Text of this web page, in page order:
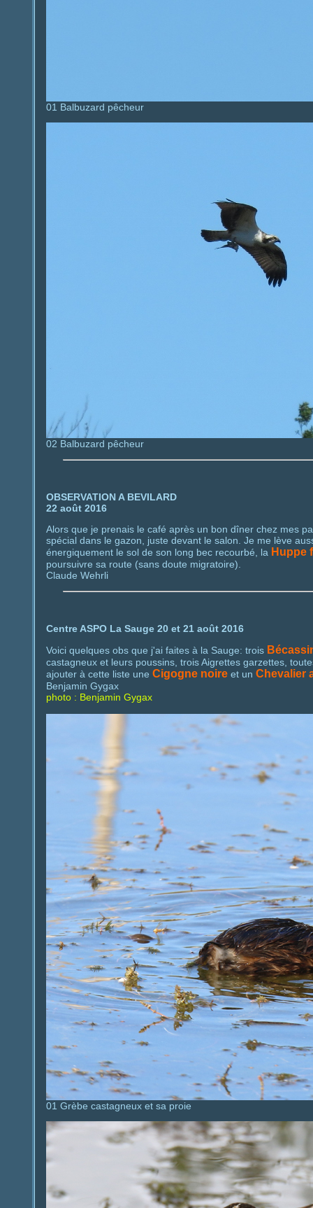
01 Balbuzard pêcheur
02 Balbuzard pêcheur
OBSERVATION A BEVILARD
22 août 2016
Alors que je prenais le café après un bon dîner chez mes
spécial dans le gazon, juste devant le salon. Je me lève
énergiquement le sol de son long bec recourbé, la Huppe
poursuivre sa route (sans doute migratoire).
Claude Wehrli
Centre ASPO La Sauge 20 et 21 août 2016
Voici quelques obs que j'ai faites à la Sauge: trois
castagneux et leurs poussins, trois Aigrettes garzettes,
ajouter à cette liste une Cigogne noireet un Chevalier
Benjamin Gygax
photo : Benjamin Gygax
01 Grèbe castagneux et sa proie